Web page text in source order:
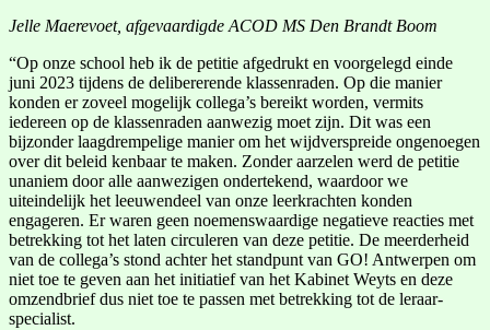
Jelle Maerevoet, afgevaardigde ACOD MS Den Brandt Boom
“Op onze school heb ik de petitie afgedrukt en voorgelegd einde
juni 2023 tijdens de delibererende klassenraden. Op die manier
konden er zoveel mogelijk collega’s bereikt worden, vermits
iedereen op de klassenraden aanwezig moet zijn. Dit was een
bijzonder laagdrempelige manier om het wijdverspreide ongenoegen
over dit beleid kenbaar te maken. Zonder aarzelen werd de petitie
unaniem door alle aanwezigen ondertekend, waardoor we
uiteindelijk het leeuwendeel van onze leerkrachten konden
engageren. Er waren geen noemenswaardige negatieve reacties met
betrekking tot het laten circuleren van deze petitie. De meerderheid
van de collega’s stond achter het standpunt van GO! Antwerpen om
niet toe te geven aan het initiatief van het Kabinet Weyts en deze
omzendbrief dus niet toe te passen met betrekking tot de leraar-
specialist.